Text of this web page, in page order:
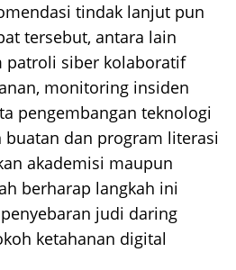
tindak lanjut pun
tersebut, antara lain
patroli siber kolaboratif
monitoring insiden
pengembangan teknologi
buatan dan program literasi
akademisi maupun
berharap langkah ini
judi daring
ketahanan digital